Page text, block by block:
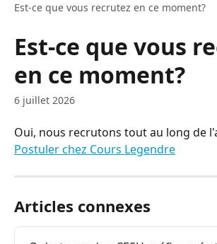
Est-ce que vous recrutez en ce moment?
Est-ce que vous
en ce moment?
6 juillet 2026
Oui, nous recrutons tout au long de
Postuler chez Cours Legendre
Articles connexes